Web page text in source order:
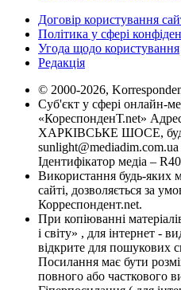
Договір користування
Політика у сфері
Угода щодо користування
Редакція
© 2000-2026,
Суб'єкт у сфері онлайн-
«КореспонденТ.net»
ХАРКІВСЬКЕ ШОСЕ,
sunlight@mediadim.com.ua
Ідентифікатор медіа –
Використання будь-яких
сайті, дозволяється за
Корреспондент.net.
При копіюванні
і світу» , для інтернет -
відкрите для пошукових
Посилання має бути
повного або часткового